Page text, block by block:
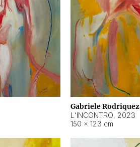
Gabriele Rodriquez
L'INCONTRO, 2023
150 × 123 cm